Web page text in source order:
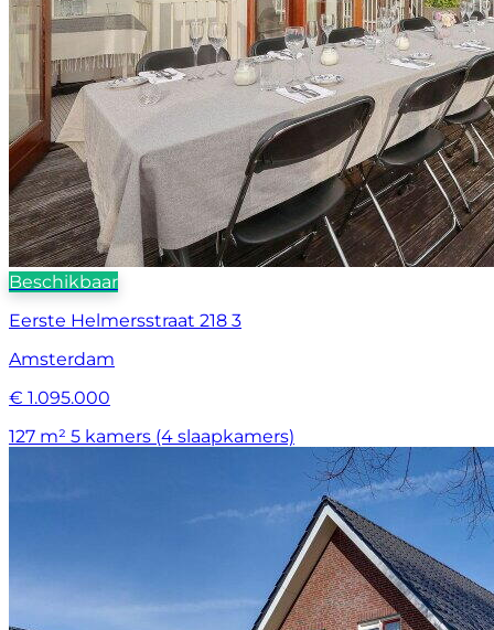
Beschikbaar
Eerste Helmersstraat 218 3
Amsterdam
€ 1.095.000
127 m² 5 kamers (4 slaapkamers)